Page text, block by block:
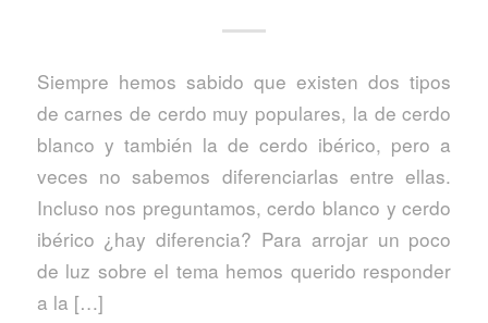
Siempre hemos sabido que existen dos tipos
de carnes de cerdo muy populares, la de cerdo
blanco y también la de cerdo ibérico, pero a
veces no sabemos diferenciarlas entre ellas.
Incluso nos preguntamos, cerdo blanco y cerdo
ibérico ¿hay diferencia? Para arrojar un poco
de luz sobre el tema hemos querido responder
a la […]